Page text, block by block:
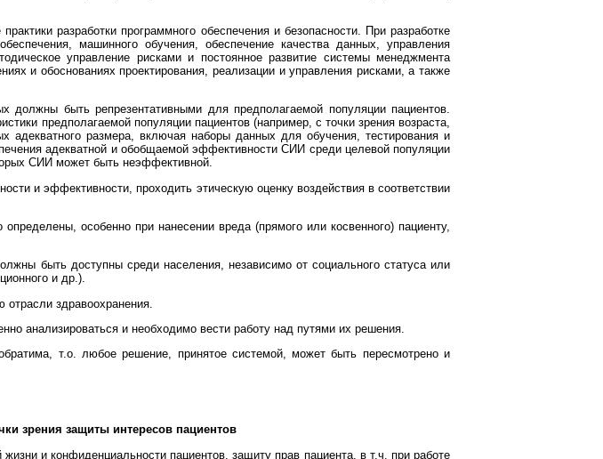
разработки программного обеспечения и безопасности. При разработке
машинного обучения, обеспечение качества данных, управления
управление рисками и постоянное развитие системы менеджмента
и обоснованиях проектирования, реализации и управления рисками, а также
быть репрезентативными для предполагаемой популяции пациентов.
предполагаемой популяции пациентов (например, с точки зрения возраста,
адекватного размера, включая наборы данных для обучения, тестирования и
адекватной и обобщаемой эффективности СИИ среди целевой популяции
СИИ может быть неэффективной.
и эффективности, проходить этическую оценку воздействия в соответствии
особенно при нанесении вреда (прямого или косвенного) пациенту,
быть доступны среди населения, независимо от социального статуса или
и др.).
здравоохранения.
анализироваться и необходимо вести работу над путями их решения.
т.о. любое решение, принятое системой, может быть пересмотрено и
зрения защиты интересов пациентов
и конфиденциальности пациентов, защиту прав пациента, в т.ч. при работе